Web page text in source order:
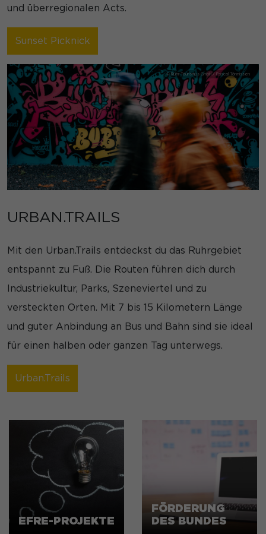
und überregionalen Acts.
Sunset Picknick
URBAN.TRAILS
Mit den Urban.Trails entdeckst du das Ruhrgebiet
entspannt zu Fuß. Die Routen führen dich durch
Industriekultur, Parks, Szeneviertel und zu
versteckten Orten. Mit 7 bis 15 Kilometern Länge
und guter Anbindung an Bus und Bahn sind sie ideal
für einen halben oder ganzen Tag unterwegs.
Urban.Trails
EFRE-PROJEKTE
FÖRDERUNG
DES BUNDES